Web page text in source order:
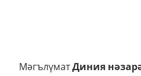
МәгълүматДиния